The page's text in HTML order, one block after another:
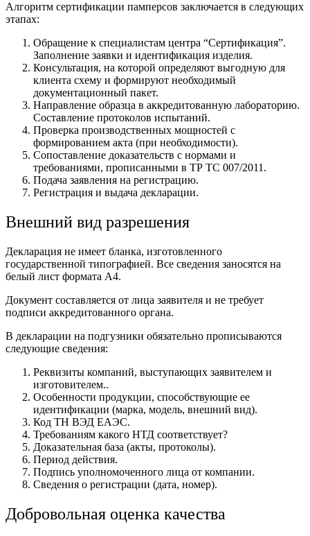
Алгоритм сертификации памперсов заключается в следующих
этапах:
Обращение к специалистам центра “Сертификация”.
Заполнение заявки и идентификация изделия.
Консультация, на которой определяют выгодную для
клиента схему и формируют необходимый
документационный пакет.
Направление образца в аккредитованную лабораторию.
Составление протоколов испытаний.
Проверка производственных мощностей с
формированием акта (при необходимости).
Сопоставление доказательств с нормами и
требованиями, прописанными в ТР ТС 007/2011.
Подача заявления на регистрацию.
Регистрация и выдача декларации.
Внешний вид разрешения
Декларация не имеет бланка, изготовленного
государственной типографией. Все сведения заносятся на
белый лист формата А4.
Документ составляется от лица заявителя и не требует
подписи аккредитованного органа.
В декларации на подгузники обязательно прописываются
следующие сведения:
Реквизиты компаний, выступающих заявителем и
изготовителем..
Особенности продукции, способствующие ее
идентификации (марка, модель, внешний вид).
Код ТН ВЭД ЕАЭС.
Требованиям какого НТД соответствует?
Доказательная база (акты, протоколы).
Период действия.
Подпись уполномоченного лица от компании.
Сведения о регистрации (дата, номер).
Добровольная оценка качества